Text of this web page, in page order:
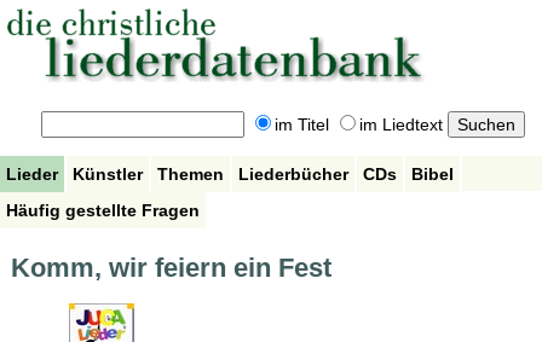
im Titel im Liedtext
Lieder Künstler Themen Liederbücher CDs
Bibel
Häufig gestellte Fragen
Komm, wir feiern ein Fest